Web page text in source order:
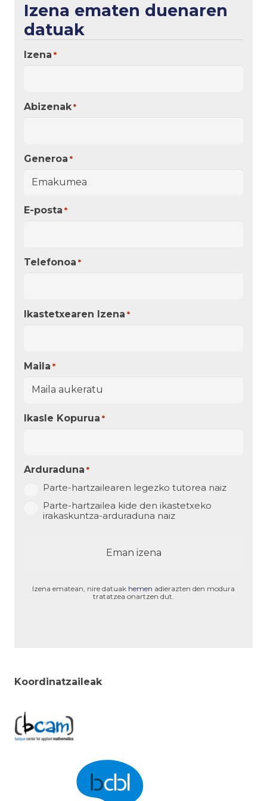
Izena ematen duenaren
datuak
Izena *
Abizenak *
Generoa *
E-posta *
Telefonoa *
Ikastetxearen Izena *
Maila *
Ikasle Kopurua *
Arduraduna *
Parte-hartzailearen legezko tutorea naiz
Parte-hartzailea kide den ikastetxeko
irakaskuntza-arduraduna naiz
Izena ematean, nire datuak hemen adierazten den modura
tratatzea onartzen dut.
Koordinatzaileak